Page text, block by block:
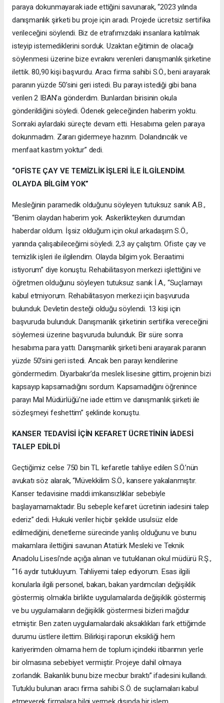
paraya dokunmayarak iade ettiğini savunarak, “2023 yılında
danışmanlık şirketi bu proje için aradı. Projede ücretsiz sertifika
verileceğini söylendi. Biz de etrafımızdaki insanlara katılmak
isteyip istemediklerini sorduk. Uzaktan eğitimin de olacağı
söylenmesi üzerine bize evrakını verenleri danışmanlık şirketine
ilettik. 80,90 kişi başvurdu. Aracı firma sahibi S.Ö., beni arayarak
paranın yüzde 50’sini geri istedi. Bu parayı istediği gibi bana
verilen 2 IBAN’a gönderdim. Bunlardan birisinin okula
gönderildiğini söyledi. Ödenek geleceğinden haberim yoktu.
Sonraki aylardaki süreçte devam etti. Hesabıma gelen paraya
dokunmadım. Zararı gidermeye hazırım. Dolandırıcılık ve
menfaat kastım yoktur” dedi.
“OFİSTE ÇAY VE TEMİZLİK İŞLERİ İLE İLGİLENDİM.
OLAYDA BİLGİM YOK”
Mesleğinin paramedik olduğunu söyleyen tutuksuz sanık A.B.,
“Benim olaydan haberim yok. Askerlikteyken durumdan
haberdar oldum. İşsiz olduğum için okul arkadaşım S.Ö.,
yanında çalışabileceğimi söyledi. 2,3 ay çalıştım. Ofiste çay ve
temizlik işleri ile ilgilendim. Olayda bilgim yok. Beraatimi
istiyorum” diye konuştu. Rehabilitasyon merkezi işlettiğini ve
öğretmen olduğunu söyleyen tutuksuz sanık İ.A., “Suçlamayı
kabul etmiyorum. Rehabilitasyon merkezi için başvuruda
bulunduk. Devletin desteği olduğu söylendi. 13 kişi için
başvuruda bulunduk. Danışmanlık şirketinin sertifika vereceğini
söylemesi üzerine başvuruda bulunduk. Bir süre sonra
hesabıma para yattı. Danışmanlık şirketi beni arayarak paranın
yüzde 50’sini geri istedi. Ancak ben parayı kendilerine
göndermedim. Diyarbakır’da meslek lisesine gittim, projenin bizi
kapsayıp kapsamadığını sordum. Kapsamadığını öğrenince
parayı Mal Müdürlüğü’ne iade ettim ve danışmanlık şirketi ile
sözleşmeyi feshettim” şeklinde konuştu.
KANSER TEDAVİSİ İÇİN KEFARET ÜCRETİNİN İADESİ
TALEP EDİLDİ
Geçtiğimiz celse 750 bin TL kefaretle tahliye edilen S.Ö.’nün
avukatı söz alarak, “Müvekkilim S.Ö., kansere yakalanmıştır.
Kanser tedavisine maddi imkansızlıklar sebebiyle
başlayamamaktadır. Bu sebeple kefaret ücretinin iadesini talep
ederiz” dedi. Hukuki veriler hiçbir şekilde usulsüz elde
edilmediğini, denetleme sürecinde yanlış olduğunu ve bunu
makamlara ilettiğini savunan Atatürk Mesleki ve Teknik
Anadolu Lisesi’nde açığa alınan ve tutuklanan okul müdürü R.Ş.,
“16 aydır tutukluyum. Tahliyemi talep ediyorum. Esas ilgili
konularla ilgili personel, bakan, bakan yardımcıları değişiklik
göstermiş olmakla birlikte uygulamalarda değişiklik göstermiş
ve bu uygulamaların değişiklik göstermesi bizleri mağdur
etmiştir. Ben zaten uygulamalardaki aksaklıkları fark ettiğimde
durumu üstlere ilettim. Bilirkişi raporun eksikliği hem
kariyerimden olmama hem de toplum içindeki itibarımın yerle
bir olmasına sebebiyet vermiştir. Projeye dahil olmaya
zorlandık. Bakanlık bunu bize mecbur bıraktı” ifadesini kullandı.
Tutuklu bulunan aracı firma sahibi S.Ö. de suçlamaları kabul